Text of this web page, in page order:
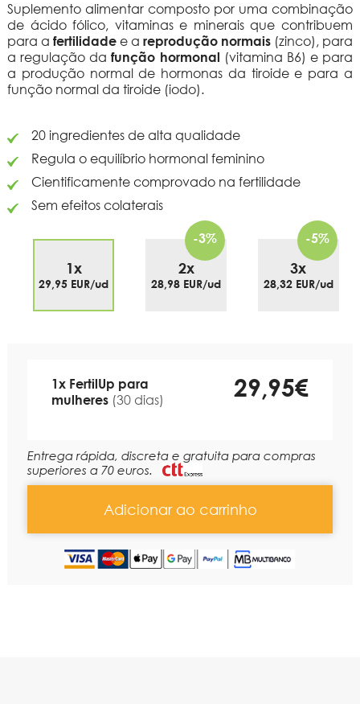
Suplemento alimentar composto por uma combinação
de ácido fólico, vitaminas e minerais que contribuem
para a fertilidadee areprodução normais (zinco), para
a regulação dafunção hormonal (vitamina B6) e para
a produção normal de hormonas da tiroide e para a
função normal da tiroide (iodo).
20 ingredientes de alta qualidade
Regula o equilíbrio hormonal feminino
Cientificamente comprovado na fertilidade
Sem efeitos colaterais
1x
29,95 EUR/ud
-3%
2x
28,98 EUR/ud
-5%
3x
28,32 EUR/ud
1x FertilUp para
mulheres (30 dias) 29,95€
Entrega rápida, discreta e gratuita para compras
superiores a 70 euros.
Adicionar ao carrinho